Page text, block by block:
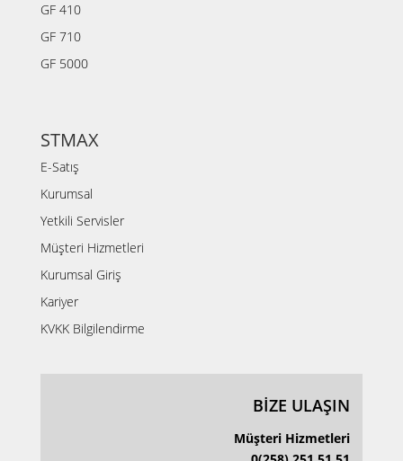
GF 410
GF 710
GF 5000
STMAX
E-Satış
Kurumsal
Yetkili Servisler
Müşteri Hizmetleri
Kurumsal Giriş
Kariyer
KVKK Bilgilendirme
BİZE ULAŞIN
Müşteri Hizmetleri